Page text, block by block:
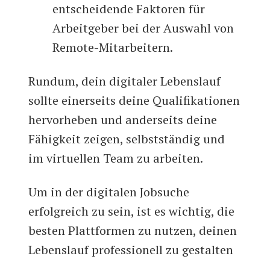
entscheidende Faktoren für
Arbeitgeber bei der Auswahl von
Remote-Mitarbeitern.
Rundum, dein digitaler Lebenslauf
sollte einerseits deine Qualifikationen
hervorheben und anderseits deine
Fähigkeit zeigen, selbstständig und
im virtuellen Team zu arbeiten.
Um in der digitalen Jobsuche
erfolgreich zu sein, ist es wichtig, die
besten Plattformen zu nutzen, deinen
Lebenslauf professionell zu gestalten